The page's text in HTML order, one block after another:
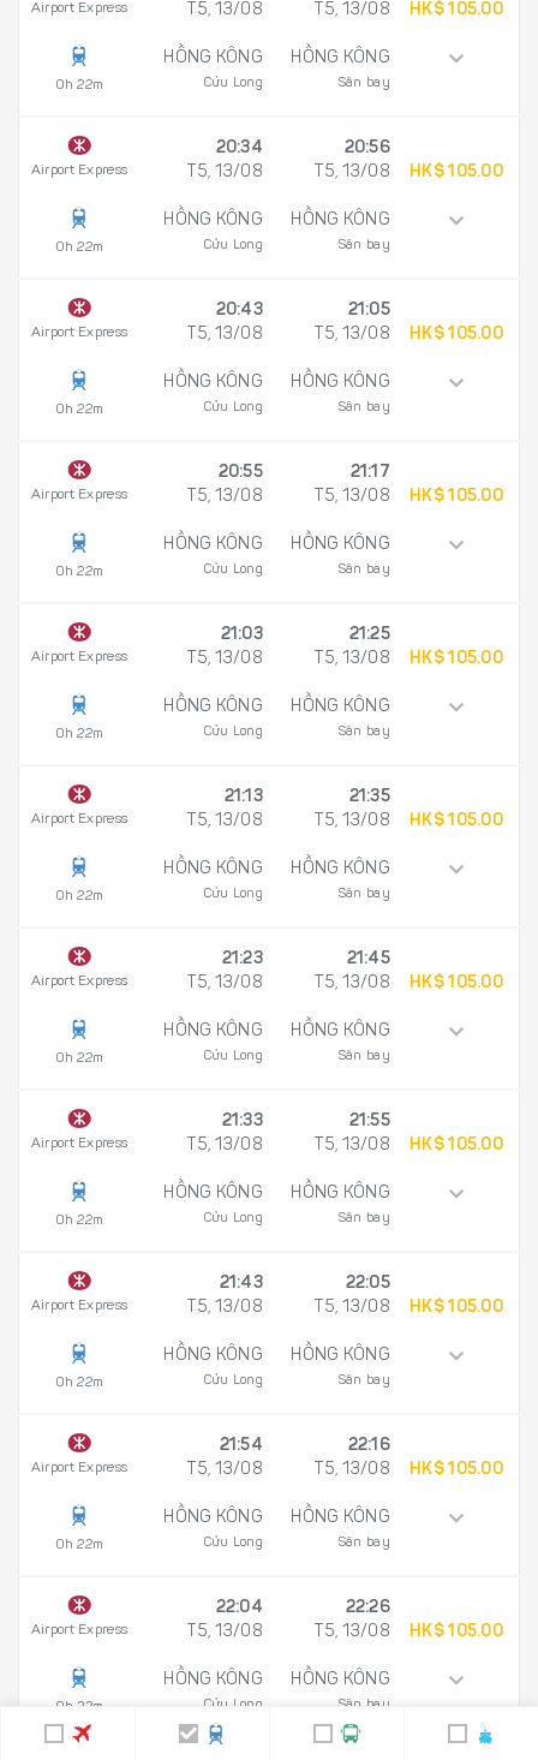
Airport Express
0h 22m
T5, 13/08
HỒNG KÔNG
Cửu Long
T5, 13/08
HỒNG KÔNG
Sân bay
HK$ 105.00
Airport Express
0h 22m
20:34
T5, 13/08
HỒNG KÔNG
Cửu Long
20:56
T5, 13/08
HỒNG KÔNG
Sân bay
HK$ 105.00
Airport Express
0h 22m
20:43
T5, 13/08
HỒNG KÔNG
Cửu Long
21:05
T5, 13/08
HỒNG KÔNG
Sân bay
HK$ 105.00
Airport Express
0h 22m
20:55
T5, 13/08
HỒNG KÔNG
Cửu Long
21:17
T5, 13/08
HỒNG KÔNG
Sân bay
HK$ 105.00
Airport Express
0h 22m
21:03
T5, 13/08
HỒNG KÔNG
Cửu Long
21:25
T5, 13/08
HỒNG KÔNG
Sân bay
HK$ 105.00
Airport Express
0h 22m
21:13
T5, 13/08
HỒNG KÔNG
Cửu Long
21:35
T5, 13/08
HỒNG KÔNG
Sân bay
HK$ 105.00
Airport Express
0h 22m
21:23
T5, 13/08
HỒNG KÔNG
Cửu Long
21:45
T5, 13/08
HỒNG KÔNG
Sân bay
HK$ 105.00
Airport Express
0h 22m
21:33
T5, 13/08
HỒNG KÔNG
Cửu Long
21:55
T5, 13/08
HỒNG KÔNG
Sân bay
HK$ 105.00
Airport Express
0h 22m
21:43
T5, 13/08
HỒNG KÔNG
Cửu Long
22:05
T5, 13/08
HỒNG KÔNG
Sân bay
HK$ 105.00
Airport Express
0h 22m
21:54
T5, 13/08
HỒNG KÔNG
Cửu Long
22:16
T5, 13/08
HỒNG KÔNG
Sân bay
HK$ 105.00
Airport Express
0h 22m
22:04
T5, 13/08
HỒNG KÔNG
Cửu Long
22:26
T5, 13/08
HỒNG KÔNG
Sân bay
HK$ 105.00